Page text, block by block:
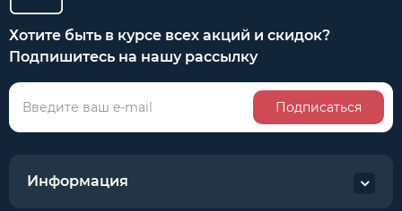
Хотите быть в курсе всех акций и скидок?
Подпишитесь на нашу рассылку
Подписаться
Информация